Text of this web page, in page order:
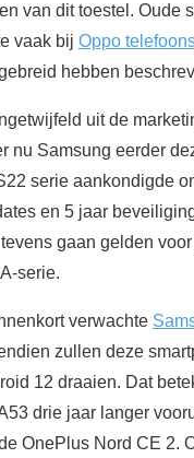
van dit toestel. Oude
vaak bij Oppo
hebben
uit de
nu Samsung eerder
serie aankondigde
en 5 jaar
gaan gelden
serie.
verwachte
zullen deze
12 draaien. Dat
drie jaar langer
OnePlus Nord CE 2.